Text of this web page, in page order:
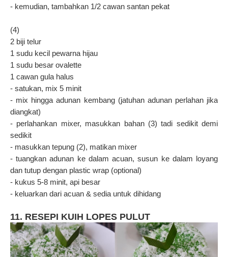
- kemudian, tambahkan 1/2 cawan santan pekat
(4)
2 biji telur
1 sudu kecil pewarna hijau
1 sudu besar ovalette
1 cawan gula halus
- satukan, mix 5 minit
- mix hingga adunan kembang (jatuhan adunan perlahan jika
diangkat)
- perlahankan mixer, masukkan bahan (3) tadi sedikit demi
sedikit
- masukkan tepung (2), matikan mixer
- tuangkan adunan ke dalam acuan, susun ke dalam loyang
dan tutup dengan plastic wrap (optional)
- kukus 5-8 minit, api besar
- keluarkan dari acuan & sedia untuk dihidang
11. RESEPI KUIH LOPES PULUT